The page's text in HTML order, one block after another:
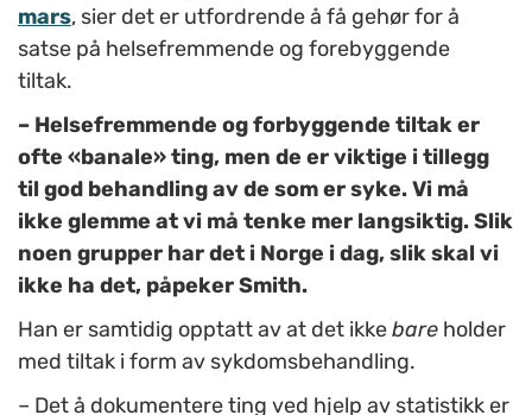
mars, sier det er utfordrende å få gehør for å
satse på helsefremmende og forebyggende
tiltak.
– Helsefremmende og forbyggende tiltak er
ofte «banale»ting, men de er viktige i tillegg
til god behandling av de som er syke. Vi må
ikke glemme at vi må tenke mer langsiktig. Slik
noen grupper har det i Norge i dag, slik skal vi
ikke ha det, påpeker Smith.
Han er samtidig opptatt av at det ikkebare holder
med tiltak i form av sykdomsbehandling.
– Det å dokumentere ting ved hjelp av statistikk er